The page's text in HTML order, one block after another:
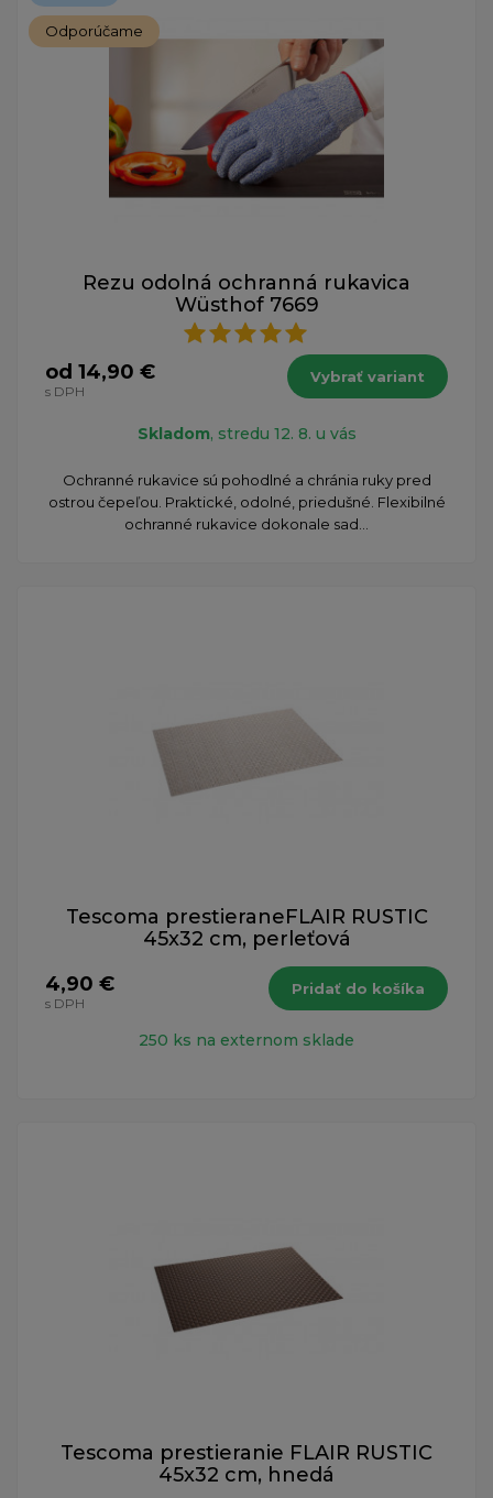
Odporúčame
Rezu odolná ochranná rukavica
Wüsthof 7669
od 14,90 €
s DPH
Vybrať variant
Skladom, stredu 12. 8. u vás
Ochranné rukavice sú pohodlné a chránia ruky pred
ostrou čepeľou. Praktické, odolné, priedušné. Flexibilné
ochranné rukavice dokonale sad...
Tescoma prestieraneFLAIR RUSTIC
45x32 cm, perleťová
4,90 €
s DPH
Pridať do košíka
250 ks na externom sklade
Tescoma prestieranie FLAIR RUSTIC
45x32 cm, hnedá